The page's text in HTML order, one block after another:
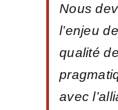
Nous
l’enjeu
qualité
avec